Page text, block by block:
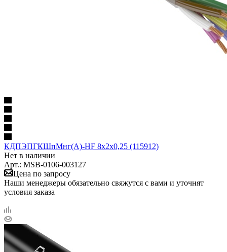
КДПЭПГКШпМнг(А)-HF 8х2х0,25 (115912)
Нет в наличии
Арт.: MSB-0106-003127
Цена по запросу
Наши менеджеры обязательно свяжутся с вами и уточнят
условия заказа